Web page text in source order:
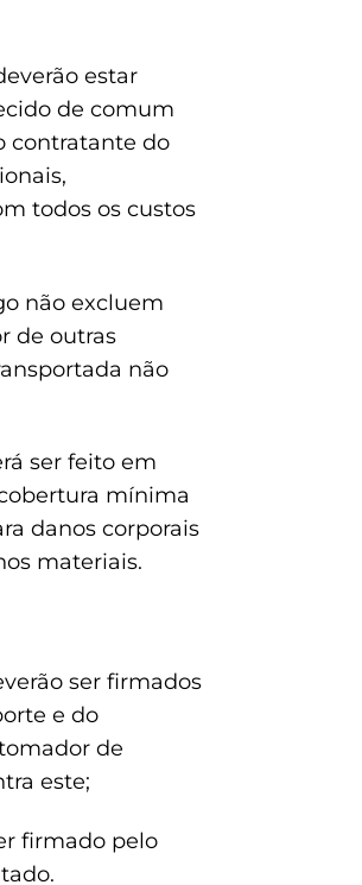
estar
de comum
contratante do
todos os custos
não excluem
de outras
não
ser feito em
mínima
danos corporais
materiais.
ser firmados
e do
de
este;
firmado pelo